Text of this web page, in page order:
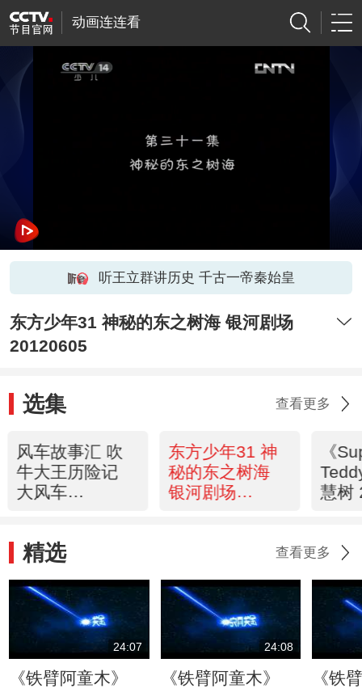
动画连连看
听王立群讲历史 千古一帝秦始皇
东方少年31 神秘的东之树海 银河剧场
20120605
选集 查看更多
风车故事汇 吹
牛大王历险记
大风车
东方少年31 神
秘的东之树海
银河剧场
《
慧树
精选 查看更多
24:07
《铁臂阿童木》
24:08
《铁臂阿童木》
《铁